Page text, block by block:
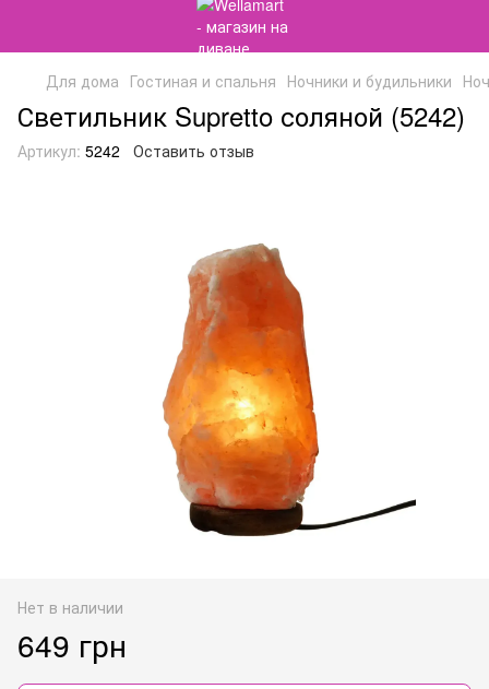
Для дома Гостиная и спальня Ночники и будильники
Светильник Supretto соляной (5242)
Артикул: 5242 Оставить отзыв
Нет в наличии
649 грн